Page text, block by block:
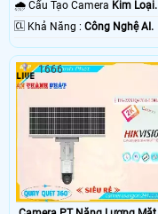
🌧️ Cấu Tạo Camera Kim Loại.
️🆑 Khả Năng : Công Nghệ AI.
1666